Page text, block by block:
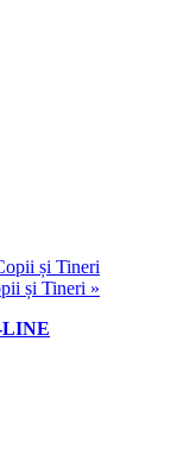
și Tineri
și Tineri »